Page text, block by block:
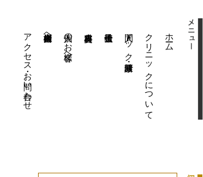
アクセス・お問い合わせ 企業内担当者様へ 個人のお客様へ 人間ドック・健康診断 クリニックについて ホーム